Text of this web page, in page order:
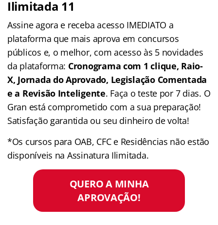
Ilimitada 11
Assine agora e receba acesso IMEDIATO a
plataforma que mais aprova em concursos
públicos e, o melhor, com acesso às 5 novidades
da plataforma: Cronograma com 1 clique, Raio-
X, Jornada do Aprovado, Legislação Comentada
e a Revisão Inteligente. Faça o teste por 7 dias. O
Gran está comprometido com a sua preparação!
Satisfação garantida ou seu dinheiro de volta!
*Os cursos para OAB, CFC e Residências não estão
disponíveis na Assinatura Ilimitada.
QUERO A MINHA
APROVAÇÃO!